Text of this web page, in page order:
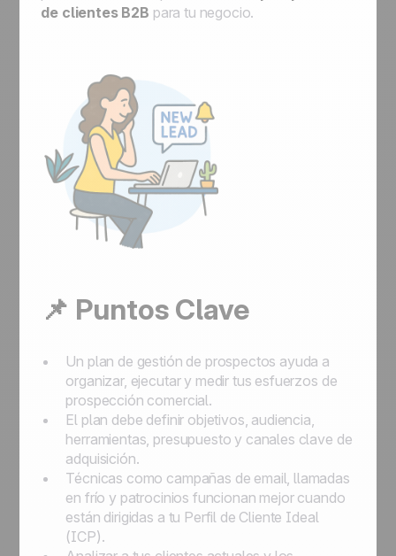
de clientes B2B para tu negocio.
📌 Puntos Clave
Un plan de gestión de prospectos ayuda a
organizar, ejecutar y medir tus esfuerzos de
prospección comercial.
El plan debe definir objetivos, audiencia,
herramientas, presupuesto y canales clave de
adquisición.
Técnicas como campañas de email, llamadas
en frío y patrocinios funcionan mejor cuando
están dirigidas a tu Perfil de Cliente Ideal
(ICP).